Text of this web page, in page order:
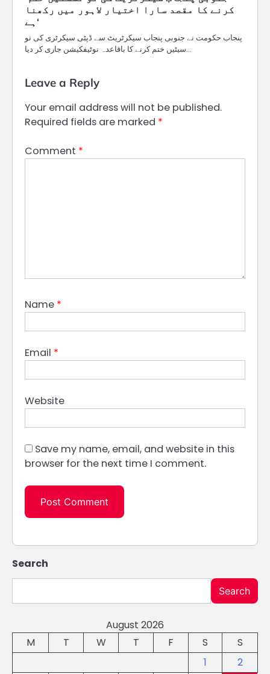
کرنے کا مقصد سارا اختیار لاہور میں رکھنا
ہے‘
پنجاب حکومت نے جنوبی پنجاب سیکرٹریٹ سے ڈپٹی سیکرٹری کی نو
سیٹیں ختم کرنے کا باقاعدہ نوٹیفکیشن جاری کر دیا…
Leave a Reply
Your email address will not be published.
Required fields are marked *
Comment *
Name *
Email *
Website
Save my name, email, and website in this
browser for the next time I comment.
Search
Search
August 2026
M
T W T F S
S
1
2